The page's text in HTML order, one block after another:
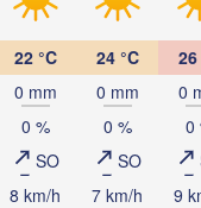
22 °C
0 mm
0 %
SO
8 km/h
24 °C
0 mm
0 %
SO
7 km/h
26
0
0
9